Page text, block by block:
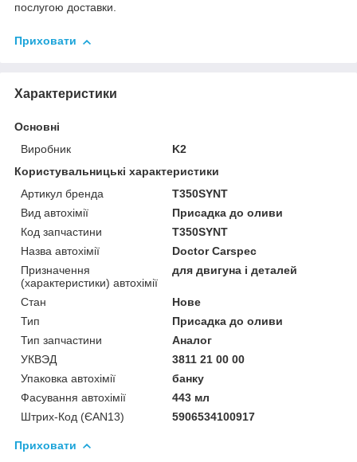
послугою доставки.
Приховати
Характеристики
Основні
Виробник
K2
Користувальницькі характеристики
Артикул бренда
T350SYNT
Вид автохімії
Присадка до оливи
Код запчастини
T350SYNT
Назва автохімії
Doctor Carspec
Призначення
(характеристики) автохімії
для двигуна і деталей
Стан
Нове
Тип
Присадка до оливи
Тип запчастини
Аналог
УКВЭД
3811 21 00 00
Упаковка автохімії
банку
Фасування автохімії
443 мл
Штрих-Код (ЄAN13)
5906534100917
Приховати